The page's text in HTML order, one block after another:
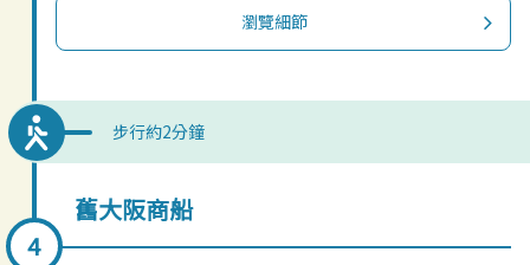
瀏覽細節
步行約2分鐘
舊大阪商船